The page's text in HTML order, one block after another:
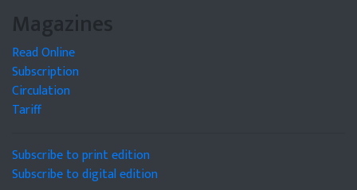
Magazines
Read Online
Subscription
Circulation
Tariff
Subscribe to print edition
Subscribe to digital edition